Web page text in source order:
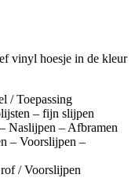
vinyl hoesje in de kleur
/ Toepassing
– fijn slijpen
Naslijpen – Afbramen
– Voorslijpen –
/ Voorslijpen